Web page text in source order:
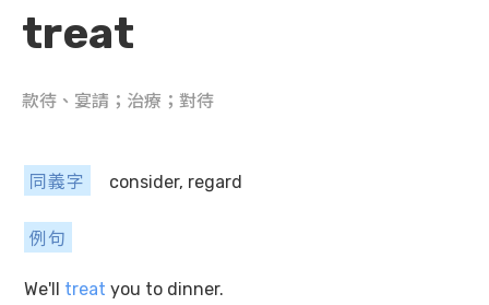
treat
款待、宴請；治療；對待
同義字 consider, regard
例句
We'll treat you to dinner.